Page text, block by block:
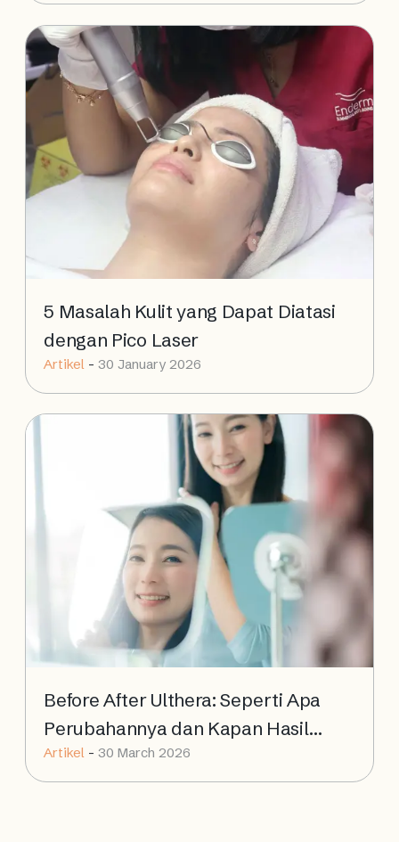
5 Masalah Kulit yang Dapat Diatasi
dengan Pico Laser
Artikel -30 January 2026
Before After Ulthera: Seperti Apa
Perubahannya dan Kapan Hasil
Terlihat?
Artikel -30 March 2026